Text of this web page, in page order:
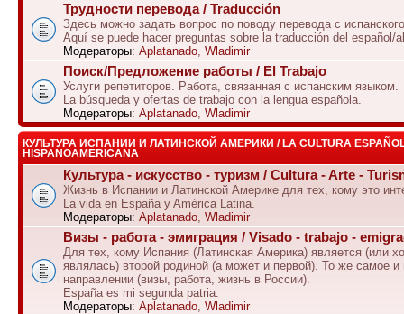
Трудности перевода / Traducción
Здесь можно задать вопрос по поводу перевода с
Aquí se puede hacer preguntas sobre la traducción del español/
Модераторы: Aplatanado, Wladimir
Поиск/Предложение работы / El Trabajo
Услуги репетиторов. Работа, связанная с испанским языком.
La búsqueda y ofertas de trabajo con la lengua española.
Модераторы: Aplatanado, Wladimir
КУЛЬТУРА ИСПАНИИ И ЛАТИНСКОЙ АМЕРИКИ / LA CULTURA
HISPANOAMERICANA
Культура - искусство - туризм / Cultura - Arte -
Жизнь в Испании и Латинской Америке для тех, кому это
La vida en España y América Latina.
Модераторы: Aplatanado, Wladimir
Визы - работа - эмиграция / Visado - trabajo -
Для тех, кому Испания (Латинская Америка) является (или
являлась) второй родиной (а может и первой). То же самое и
направлении (визы, работа, жизнь в России).
España es mi segunda patria.
Модераторы: Aplatanado, Wladimir